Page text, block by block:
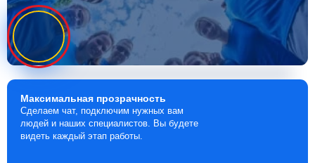
Максимальная прозрачность
Сделаем чат, подключим нужных вам
людей и наших специалистов. Вы будете
видеть каждый этап работы.